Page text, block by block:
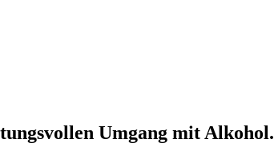
Umgang mit Alkohol.